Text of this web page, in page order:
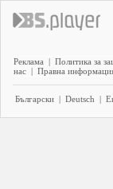
Реклама | Политика за
нас | Правна
Български | Deutsch |